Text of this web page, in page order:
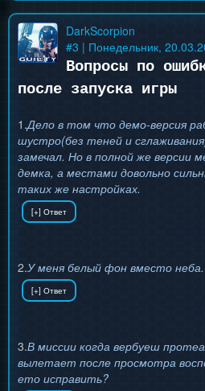
DarkScorpion
#3 | Понедельник,
Вопросы по
после запуска игры
1.Дело в том что демо-версия
шустро(без теней и
замечал. Но в полной же версии
демка, а местами довольно
таких же настройках.
2.У меня белый фон вместо
3.В миссии когда вербуеш
вылетает после просмотра
ето исправить?